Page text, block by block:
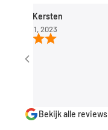
Rob Kersten
Sep 11, 2023
Bekijk alle reviews